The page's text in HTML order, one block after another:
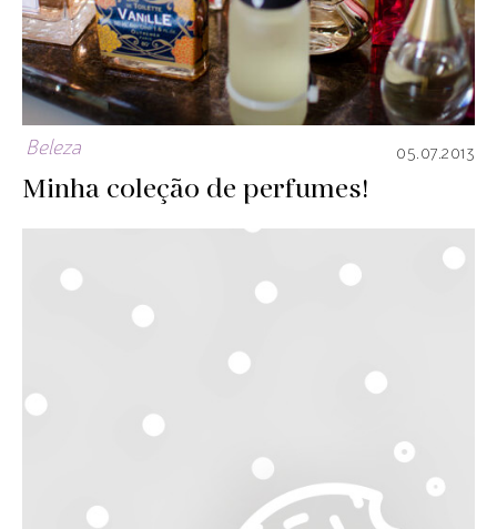
Beleza 05.07.2013
Minha coleção de perfumes!